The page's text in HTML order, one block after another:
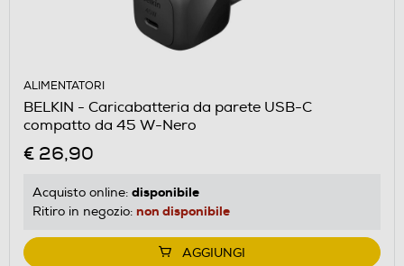
ALIMENTATORI
BELKIN - Caricabatteria da parete USB-C
compatto da 45 W-Nero
€ 26,90
Acquisto online: disponibile
Ritiro in negozio: non disponibile
AGGIUNGI